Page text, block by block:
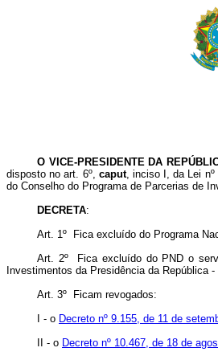
O VICE-PRESIDENTE DA
disposto no art. 6º, caput, inciso I, da Lei
do Conselho do Programa de Parcerias de
DECRETA:
Art. 1º Fica excluído do Programa
Art. 2º Fica excluído do PND o
Investimentos da Presidência da República -
Art. 3º Ficam revogados:
I - o Decreto nº 9.155, de 11 de
II - o Decreto nº 10.467, de 18 de